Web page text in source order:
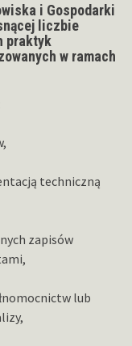
i Gospodarki
liczbie
praktyk
w ramach
techniczną
zapisów
lub